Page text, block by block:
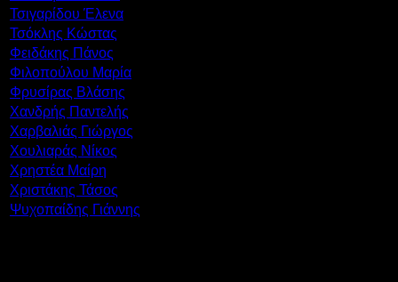
Τσιγαρίδου Έλενα
Τσόκλης Κώστας
Φειδάκης Πάνος
Φιλοπούλου Μαρία
Φρυσίρας Βλάσης
Χανδρής Παντελής
Χαρβαλιάς Γιώργος
Χουλιαράς Νίκος
Χρηστέα Μαίρη
Χριστάκης Τάσος
Ψυχοπαίδης Γιάννης